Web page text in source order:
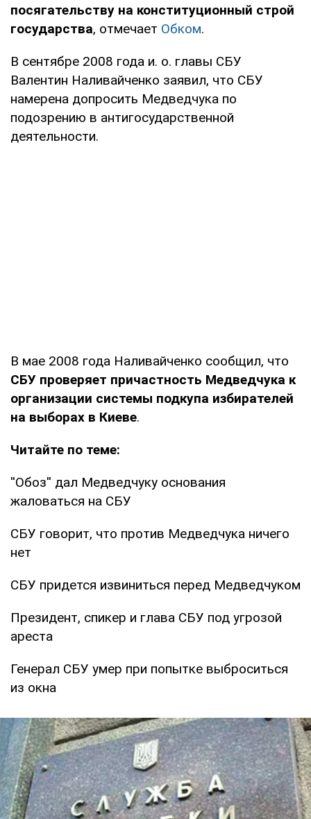
посягательству на конституционный строй
государства, отмечает Обком.
В сентябре 2008 года и. о. главы СБУ
Валентин Наливайченко заявил, что СБУ
намерена допросить Медведчука по
подозрению в антигосударственной
деятельности.
В мае 2008 года Наливайченко сообщил, что
СБУ проверяет причастность Медведчука к
организации системы подкупа избирателей
на выборах в Киеве.
Читайте по теме:
''Обоз'' дал Медведчуку основания
жаловаться на СБУ
СБУ говорит, что против Медведчука ничего
нет
СБУ придется извиниться перед Медведчуком
Президент, спикер и глава СБУ под угрозой
ареста
Генерал СБУ умер при попытке выброситься
из окна